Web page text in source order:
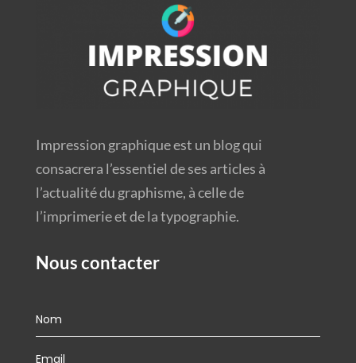
Impression graphique est un blog qui
consacrera l’essentiel de ses articles à
l’actualité du graphisme, à celle de
l’imprimerie et de la typographie.
Nous contacter